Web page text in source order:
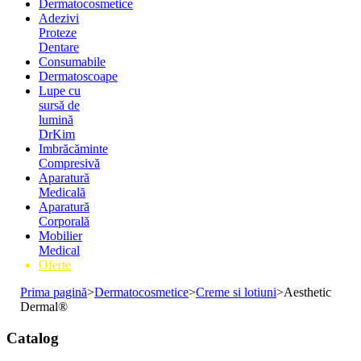
Dermatocosmetice
Adezivi
Proteze
Dentare
Consumabile
Dermatoscoape
Lupe cu
sursă de
lumină
DrKim
Imbrăcăminte
Compresivă
Aparatură
Medicală
Aparatură
Corporală
Mobilier
Medical
Oferte
Prima pagină>Dermatocosmetice>Creme si lotiuni>Aesthetic
Dermal®
Catalog